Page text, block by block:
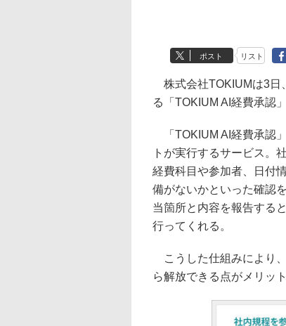
ポスト リスト
株式会社TOKIUMは3日
る「TOKIUM AI経費承認
「TOKIUM AI経費承認
トが実行するサービス。
経費科目や参加者、日付
備がないかといった確認
当箇所と内容を報告する
行ってくれる。
こうした仕組みにより
ら解放できる点がメリット